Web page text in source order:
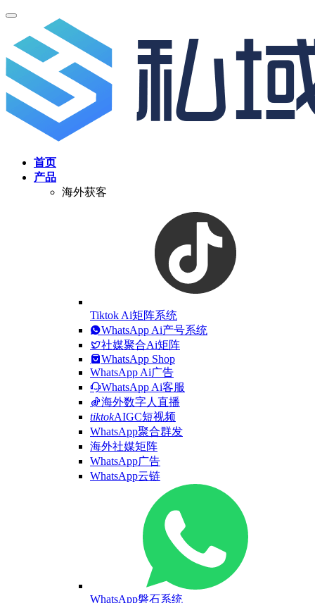
首页
产品
海外获客
Tiktok Ai矩阵系统
WhatsApp Ai产号系统
社媒聚合Ai矩阵
WhatsApp Shop
WhatsApp Ai广告
WhatsApp Ai客服
海外数字人直播
tiktokAIGC短视频
WhatsApp聚合群发
海外社媒矩阵
WhatsApp广告
WhatsApp云链
WhatsApp磐石系统